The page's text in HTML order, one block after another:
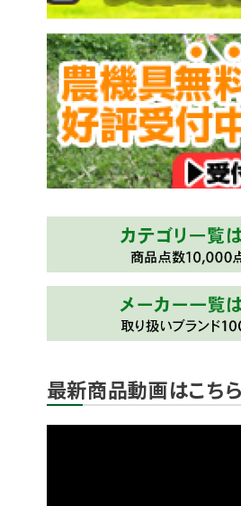
最新商品動画はこちら